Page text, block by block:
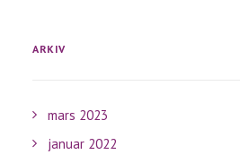
ARKIV
mars 2023
januar 2022